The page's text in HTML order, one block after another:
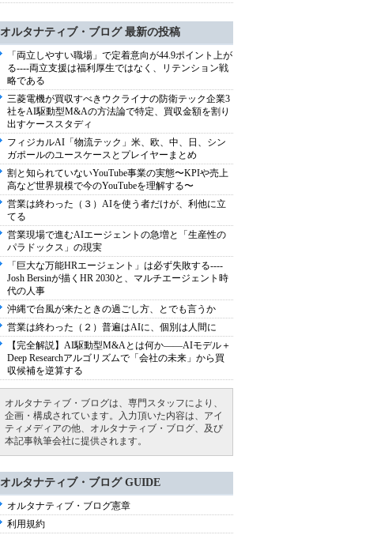
オルタナティブ・ブログ 最新の投稿
「両立しやすい職場」で定着意向が44.9ポイント上が
る----両立支援は福利厚生ではなく、リテンション戦
略である
三菱電機が買収すべきウクライナの防衛テック企業3
社をAI駆動型M&Aの方法論で特定、買収金額を割り
出すケーススタディ
フィジカルAI「物流テック」米、欧、中、日、シン
ガポールのユースケースとプレイヤーまとめ
割と知られていないYouTube事業の実態〜KPIや売上
高など世界規模で今のYouTubeを理解する〜
営業は終わった（３）AIを使う者だけが、利他に立
てる
営業現場で進むAIエージェントの急増と「生産性の
パラドックス」の現実
「巨大な万能HRエージェント」は必ず失敗する----
Josh Bersinが描くHR 2030と、マルチエージェント時
代の人事
沖縄で台風が来たときの過ごし方、とでも言うか
営業は終わった（２）普遍はAIに、個別は人間に
【完全解説】AI駆動型M&Aとは何か――AIモデル＋
Deep Researchアルゴリズムで「会社の未来」から買
収候補を逆算する
オルタナティブ・ブログは、専門スタッフにより、
企画・構成されています。入力頂いた内容は、アイ
ティメディアの他、オルタナティブ・ブログ、及び
本記事執筆会社に提供されます。
オルタナティブ・ブログ GUIDE
オルタナティブ・ブログ憲章
利用規約